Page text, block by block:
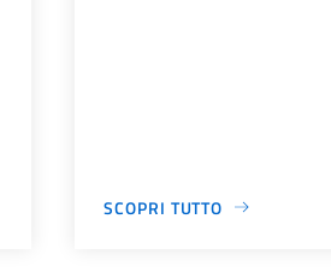
SCOPRI TUTTO